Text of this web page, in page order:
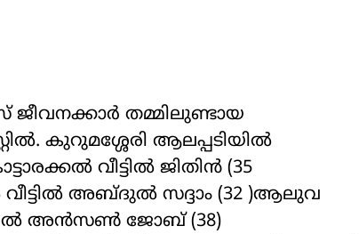
തമ്മിലുണ്ടായ
കുറുമശ്ശേരി ആലപ്പടിയിൽ
വീട്ടിൽ ജിതിൻ (35
വീട്ടിൽ അബ്ദുൽ സദ്ദാം (32 )ആലുവ
അൻസൺ ജോബ് (38)